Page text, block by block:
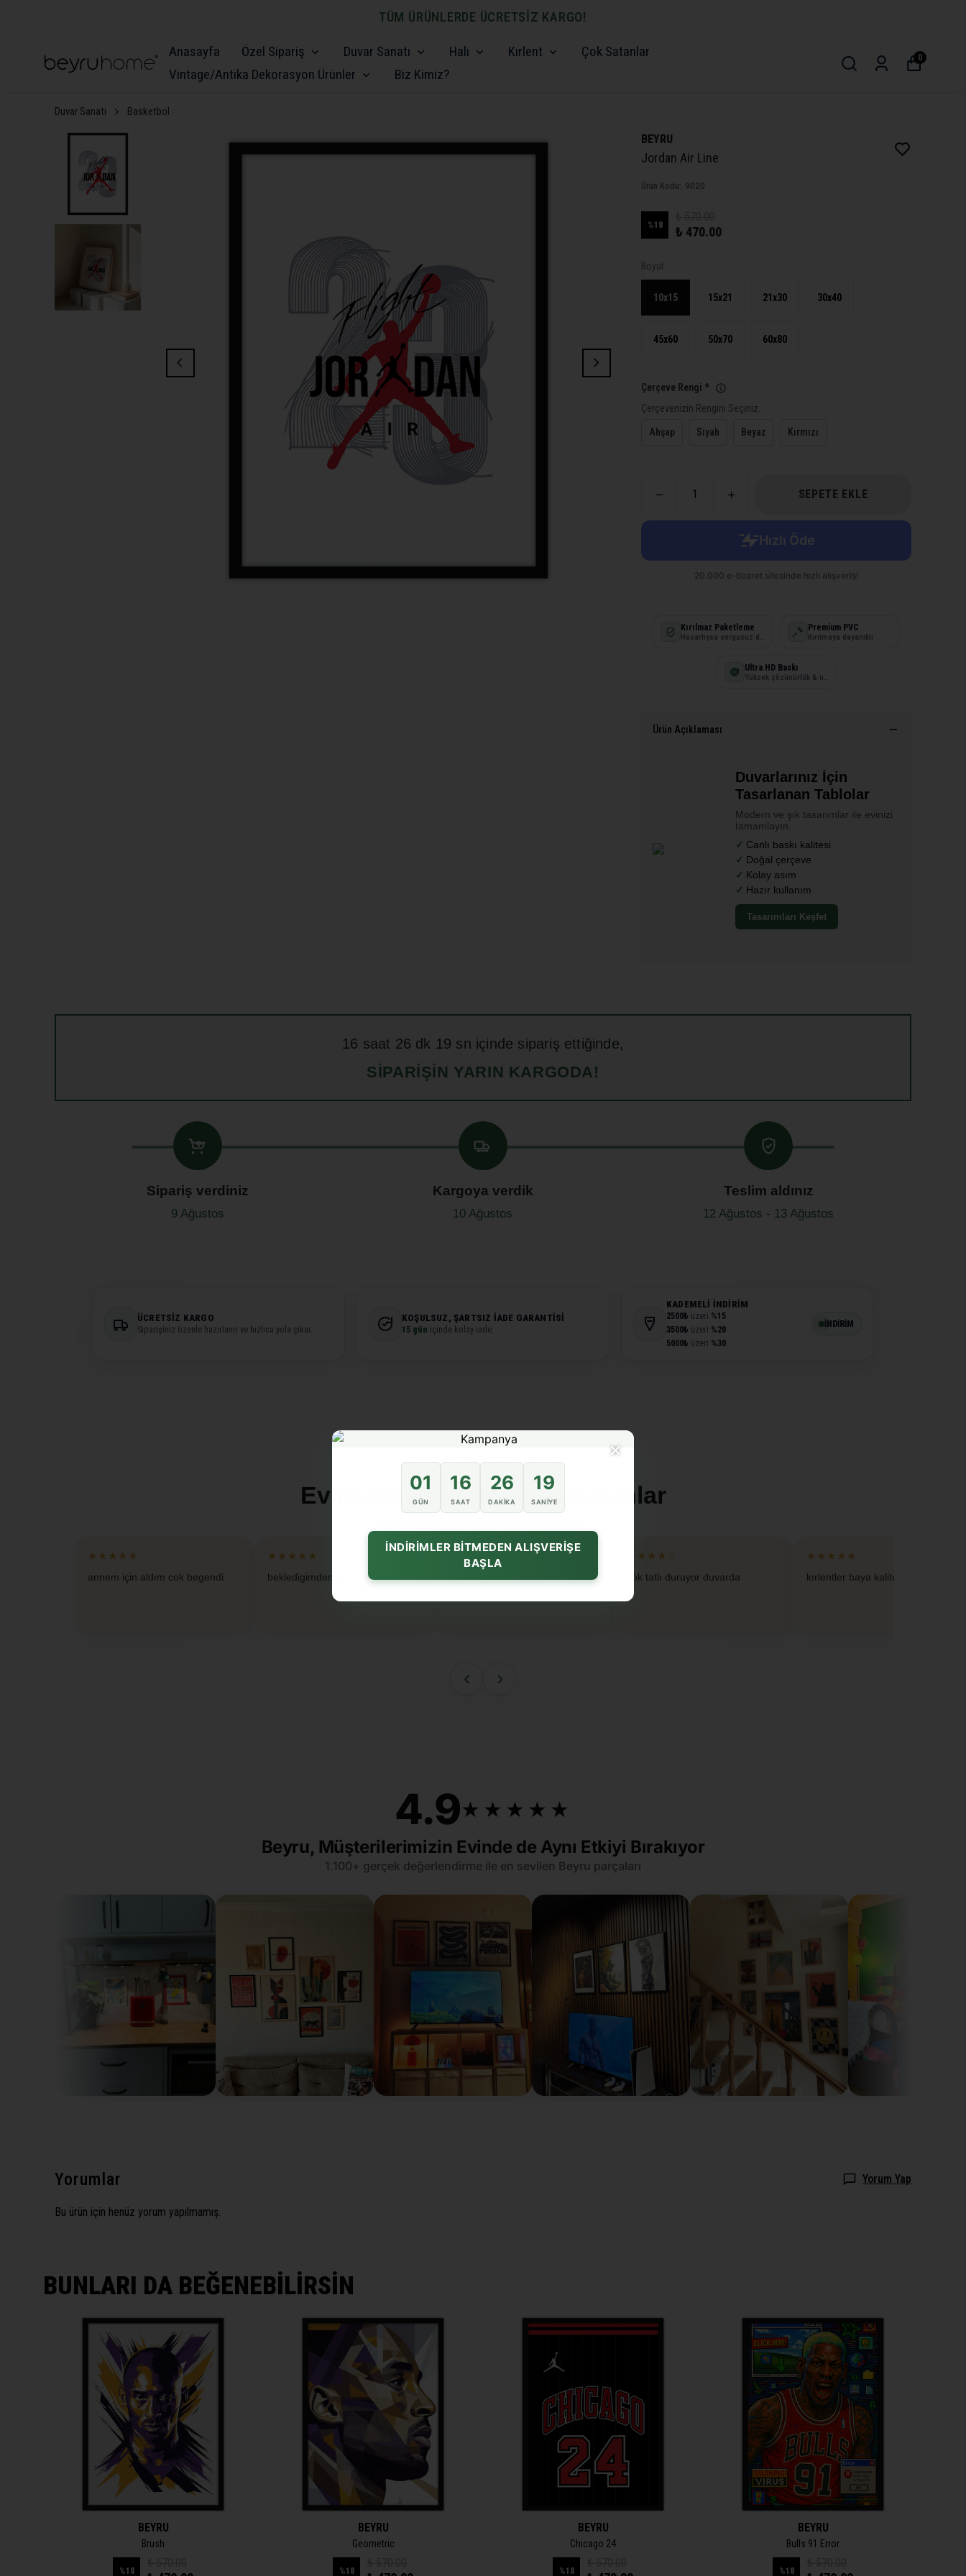
TÜM ÜRÜNLERDE ÜCRETSİZ KARGO!
Anasayfa Özel Sipariş Duvar Sanatı Halı Kırlent
Çok Satanlar
Vintage/Antika Dekorasyon Ürünler
Biz Kimiz?
0
Duvar Sanatı Basketbol
BEYRU
Jordan Air Line
Ürün Kodu: 9020
%18 ₺ 470.00
Boyut
10x15 15x21 21x30 30x40
45x60 50x70 60x80
Çerçeve Rengi *
Çerçevenizin Rengini Seçiniz.
Ahşap Siyah Beyaz Kırmızı
SEPETE EKLE
Kırılmaz Paketleme Premium PVC
Kırılmaya dayanıklı
Ultra HD Baskı
Ürün Açıklaması
Duvarlarınız İçin
Tasarlanan Tablolar
Modern ve şık tasarımlar ile evinizi
tamamlayın.
Canlı baskı kalitesi
Doğal çerçeve
Kolay asım
Hazır kullanım
Tasarımları Keşfet
16 saat 26 dk 18 sn içinde sipariş ettiğinde,
SIPARIŞIN YARIN KARGODA!
Sipariş verdiniz
9 Ağustos
Kargoya verdik
10 Ağustos
Teslim aldınız
12 Ağustos - 13 Ağustos
ÜCRETSIZ KARGO
Siparişiniz özenle hazırlanır ve hızlıca yola çıkar.
KOŞULSUZ, ŞARTSIZ İADE GARANTISI
15 gün içinde kolay iade.
KADEMELI İNDIRIM
2500₺ üzeri %15
3500₺ üzeri %20
5000₺ üzeri %30
İNDİRİM
Evine Beyru dokunuşu katanlar
★★★★★
annem için aldım cok begendi
★★★★★
bekledigimden guzel geldi
★★★★☆
cok tatlı duruyor duvarda
★★★★★
kırlentler baya kaliteliymis
‹ ›
4.9★★★★★
★★★★★
Beyru, Müşterilerimizin Evinde de Aynı Etkiyi Bırakıyor
1.100+ gerçek değerlendirme ile en sevilen Beyru parçaları
Yorumlar Yorum Yap
Bu ürün için henüz yorum yapılmamış.
BUNLARI DA BEĞENEBİLİRSİN
BEYRU
Brush
%18
BEYRU
Geometric
%18
BEYRU
Chicago 24
%18
BEYRU
Bulls 91 Error
%18
×
01
GÜN
16
SAAT
26
DAKIKA
18
SANIYE
İNDİRİMLER BİTMEDEN ALIŞVERİŞE
BAŞLA